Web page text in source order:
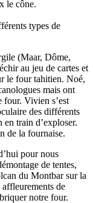
le cône.
types de
(Maar, Dôme,
au jeu de cartes et
le four tahitien. Noé,
mais ont
four. Vivien s’est
des différents
train d’exploser.
de la fournaise.
pour nous
de tentes,
du Montbar sur la
de
notre four.